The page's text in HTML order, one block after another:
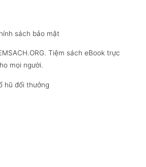
sách bảo mật
. Tiệm sách eBook trực
mọi người.
hũ đổi thưởng